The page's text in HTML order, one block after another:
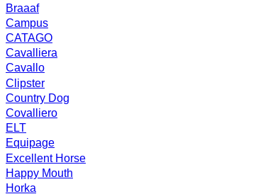
Braaaf
Campus
CATAGO
Cavalliera
Cavallo
Clipster
Country Dog
Covalliero
ELT
Equipage
Excellent Horse
Happy Mouth
Horka